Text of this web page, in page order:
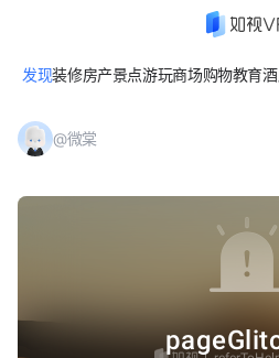
发现装修房产景点游玩商场购物教育
微棠171栋801号
@微棠